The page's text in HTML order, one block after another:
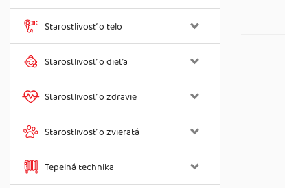
Starostlivosť o telo
Starostlivosť o dieťa
Starostlivosť o zdravie
Starostlivosť o zvieratá
Tepelná technika